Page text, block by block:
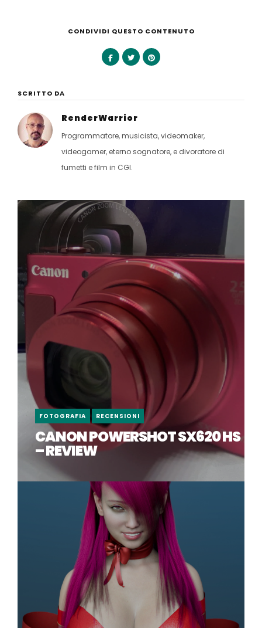
CONDIVIDI QUESTO CONTENUTO
SCRITTO DA
RenderWarrior
Programmatore, musicista, videomaker,
videogamer, eterno sognatore, e divoratore di
fumetti e film in CGI.
FOTOGRAFIA RECENSIONI
CANON POWERSHOT SX620 HS
– REVIEW